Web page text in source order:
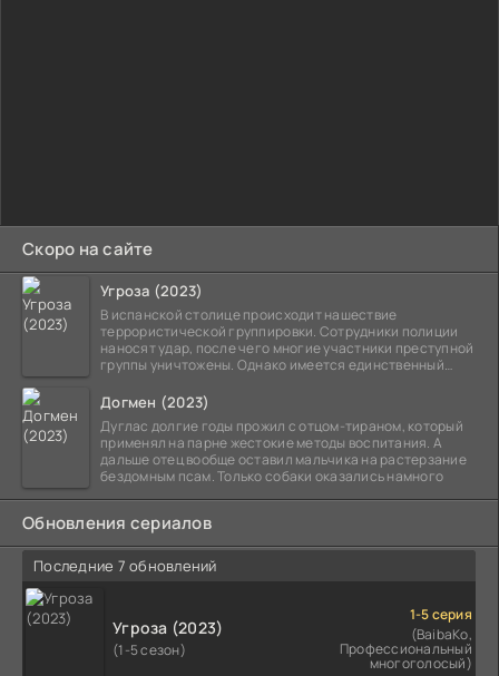
Скоро на сайте
Угроза (2023)
В испанской столице происходит нашествие
террористической группировки. Сотрудники полиции
наносят удар, после чего многие участники преступной
группы уничтожены. Однако имеется единственный
Догмен (2023)
Дуглас долгие годы прожил с отцом-тираном, который
применял на парне жестокие методы воспитания. А
дальше отец вообще оставил мальчика на растерзание
бездомным псам. Только собаки оказались намного
Обновления сериалов
Последние 7 обновлений
Угроза (2023)
(1-5 сезон)
1-5 серия
(BaibaKo,
Профессиональный
многоголосый)